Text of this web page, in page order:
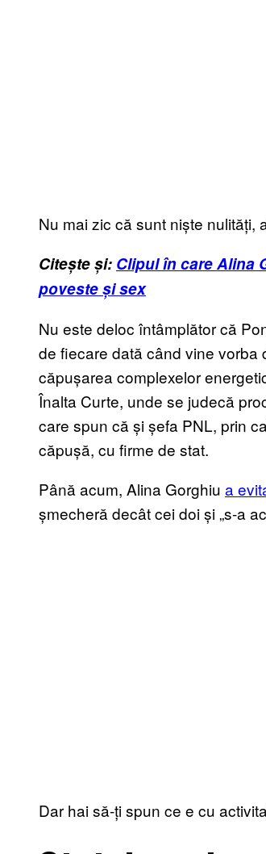
Nu mai zic că sunt niște nulități,
Citește și: Clipul în care Alina
poveste și sex
Nu este deloc întâmplător că
de fiecare dată când vine vorba
căpușarea complexelor
Înalta Curte, unde se judecă
care spun că și șefa PNL, prin
căpușă, cu firme de stat.
Până acum, Alina Gorghiu a
șmecheră decât cei doi și „s-a
Dar hai să-ți spun ce e cu